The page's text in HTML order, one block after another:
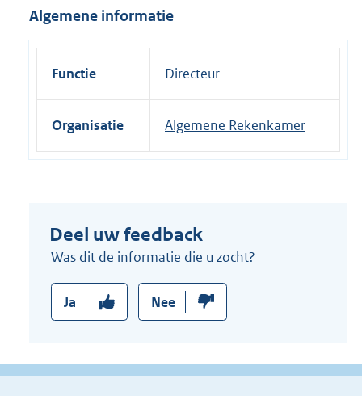
Algemene informatie
Functie Directeur
Organisatie Algemene Rekenkamer
Deel uw feedback
Was dit de informatie die u zocht?
Ja Nee